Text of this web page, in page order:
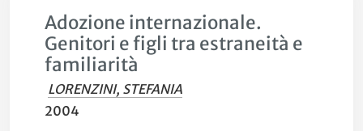
Adozione internazionale.
Genitori e figli tra estraneità e
familiarità
LORENZINI, STEFANIA
2004